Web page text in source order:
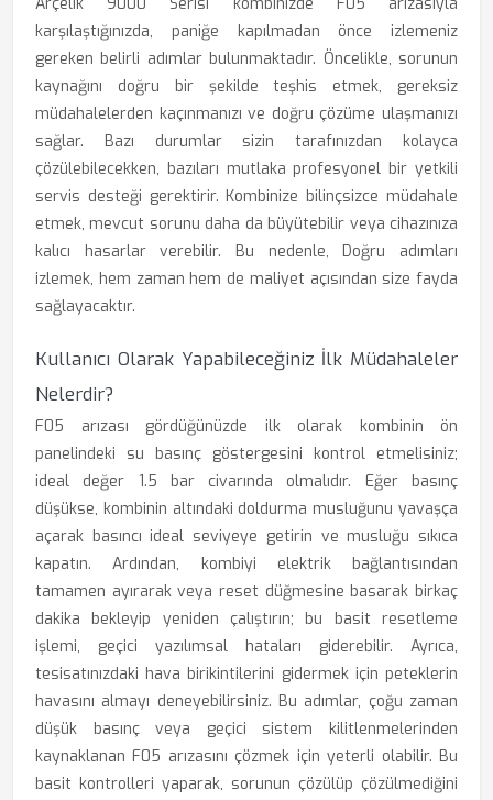
karşılaştığınızda, paniğe kapılmadan önce izlemeniz
gereken belirli adımlar bulunmaktadır. Öncelikle, sorunun
kaynağını doğru bir şekilde teşhis etmek, gereksiz
müdahalelerden kaçınmanızı ve doğru çözüme ulaşmanızı
sağlar. Bazı durumlar sizin tarafınızdan kolayca
çözülebilecekken, bazıları mutlaka profesyonel bir yetkili
servis desteği gerektirir. Kombinize bilinçsizce müdahale
etmek, mevcut sorunu daha da büyütebilir veya cihazınıza
kalıcı hasarlar verebilir. Bu nedenle, Doğru adımları
izlemek, hem zaman hem de maliyet açısından size fayda
sağlayacaktır.
Kullanıcı Olarak Yapabileceğiniz İlk Müdahaleler
Nelerdir?
F05 arızası gördüğünüzde ilk olarak kombinin ön
panelindeki su basınç göstergesini kontrol etmelisiniz;
ideal değer 1.5 bar civarında olmalıdır. Eğer basınç
düşükse, kombinin altındaki doldurma musluğunu yavaşça
açarak basıncı ideal seviyeye getirin ve musluğu sıkıca
kapatın. Ardından, kombiyi elektrik bağlantısından
tamamen ayırarak veya reset düğmesine basarak birkaç
dakika bekleyip yeniden çalıştırın; bu basit resetleme
işlemi, geçici yazılımsal hataları giderebilir. Ayrıca,
tesisatınızdaki hava birikintilerini gidermek için peteklerin
havasını almayı deneyebilirsiniz. Bu adımlar, çoğu zaman
düşük basınç veya geçici sistem kilitlenmelerinden
kaynaklanan F05 arızasını çözmek için yeterli olabilir. Bu
basit kontrolleri yaparak, sorunun çözülüp çözülmediğini